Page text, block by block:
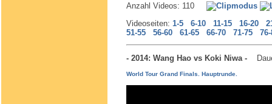
Anzahl Videos: 110
Videoseiten: 1-5 6-10 11-15 16-20
51-55
56-60 61-65 66-70 71-75
- 2014: Wang Hao vs Koki Niwa -
World Tour Grand Finals. Hauptrunde.